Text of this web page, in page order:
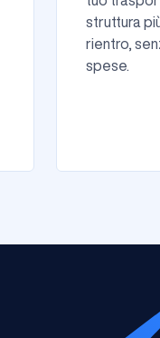
struttura
rientro,
spese.